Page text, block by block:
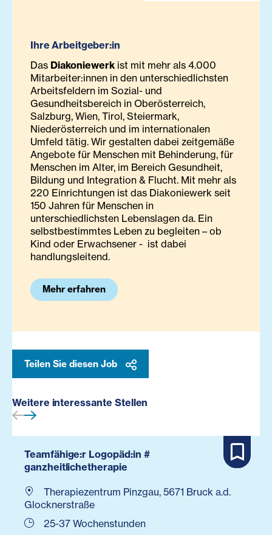
Ihre Arbeitgeber:in
Das Diakoniewerk ist mit mehr als 4.000
Mitarbeiter:innen in den unterschiedlichsten
Arbeitsfeldern im Sozial- und
Gesundheitsbereich in Oberösterreich,
Salzburg, Wien, Tirol, Steiermark,
Niederösterreich und im internationalen
Umfeld tätig. Wir gestalten dabei zeitgemäße
Angebote für Menschen mit Behinderung, für
Menschen im Alter, im Bereich Gesundheit,
Bildung und Integration & Flucht. Mit mehr als
220 Einrichtungen ist das Diakoniewerk seit
150 Jahren für Menschen in
unterschiedlichsten Lebenslagen da. Ein
selbstbestimmtes Leben zu begleiten – ob
Kind oder Erwachsener - ist dabei
handlungsleitend.
Mehr erfahren
Teilen Sie diesen Job
Weitere interessante Stellen
Teamfähige:r Logopäd:in #
ganzheitlichetherapie
Therapiezentrum Pinzgau, 5671 Bruck a.d.
Glocknerstraße
25-37 Wochenstunden